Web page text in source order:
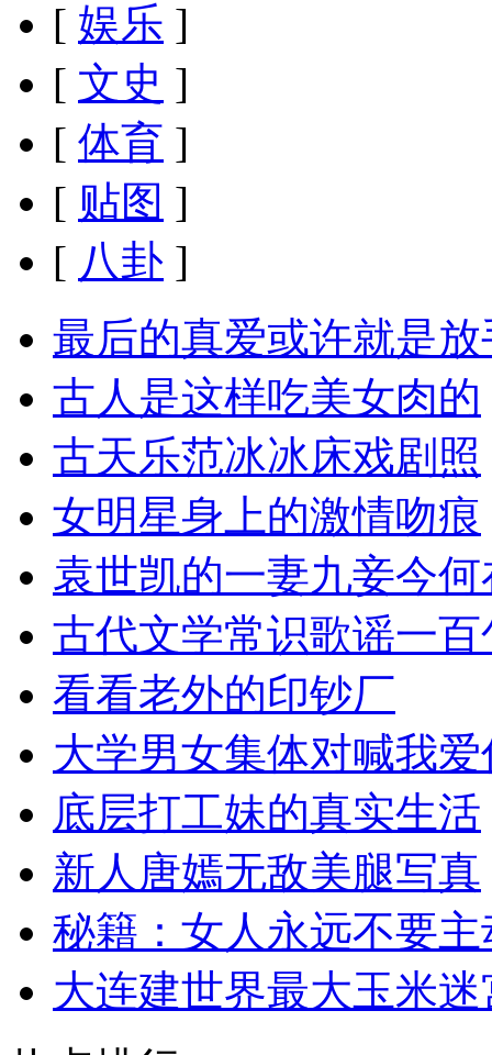
[ 娱乐 ]
[ 文史 ]
[ 体育 ]
[ 贴图 ]
[ 八卦 ]
最后的真爱或许就是放
古人是这样吃美女肉的
古天乐范冰冰床戏剧照
女明星身上的激情吻痕
袁世凯的一妻九妾今何
古代文学常识歌谣一百
看看老外的印钞厂
大学男女集体对喊我爱
底层打工妹的真实生活
新人唐嫣无敌美腿写真
秘籍：女人永远不要主
大连建世界最大玉米迷